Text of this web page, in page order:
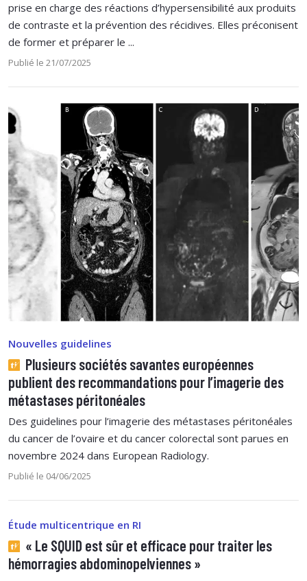
prise en charge des réactions d’hypersensibilité aux produits
de contraste et la prévention des récidives. Elles préconisent
de former et préparer le ...
Publié le 21/07/2025
Nouvelles guidelines
Plusieurs sociétés savantes européennes
publient des recommandations pour l’imagerie des
métastases péritonéales
Des guidelines pour l’imagerie des métastases péritonéales
du cancer de l’ovaire et du cancer colorectal sont parues en
novembre 2024 dans European Radiology.
Publié le 04/06/2025
Étude multicentrique en RI
« Le SQUID est sûr et efficace pour traiter les
hémorragies abdominopelviennes »